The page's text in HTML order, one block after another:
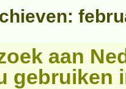
aan
gebruiken